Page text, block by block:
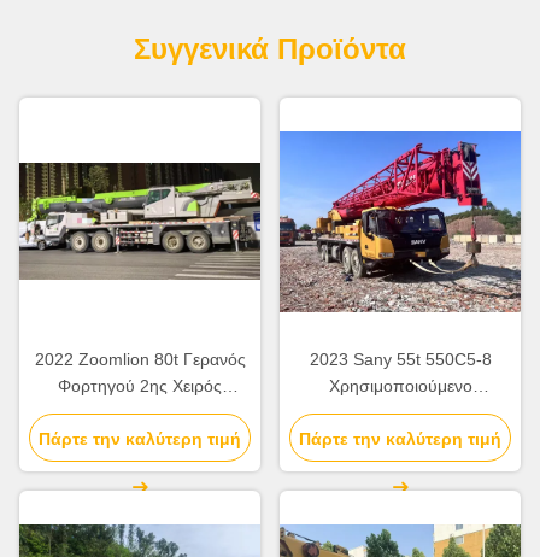
Συγγενικά Προϊόντα
2022 Zoomlion 80t Γερανός
Φορτηγού 2ης Χειρός
ZCT800V663-1 Για
Εργοτάξιο
Πάρτε την καλύτερη τιμή
2023 Sany 55t 550C5-8
Χρησιμοποιούμενο
εξοπλισμό ανύψωσης
γερανού φορτηγών για
οικοδομικούς χώρους
Πάρτε την καλύτερη τιμή